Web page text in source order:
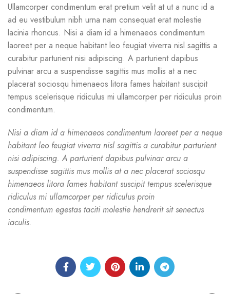
Ullamcorper condimentum erat pretium velit at ut a nunc id a
ad eu vestibulum nibh urna nam consequat erat molestie
lacinia rhoncus. Nisi a diam id a himenaeos condimentum
laoreet per a neque habitant leo feugiat viverra nisl sagittis a
curabitur parturient nisi adipiscing. A parturient dapibus
pulvinar arcu a suspendisse sagittis mus mollis at a nec
placerat sociosqu himenaeos litora fames habitant suscipit
tempus scelerisque ridiculus mi ullamcorper per ridiculus proin
condimentum.
Nisi a diam id a himenaeos condimentum laoreet per a neque
habitant leo feugiat viverra nisl sagittis a curabitur parturient
nisi adipiscing. A parturient dapibus pulvinar arcu a
suspendisse sagittis mus mollis at a nec placerat sociosqu
himenaeos litora fames habitant suscipit tempus scelerisque
ridiculus mi ullamcorper per ridiculus proin
condimentum egestas taciti molestie hendrerit sit senectus
iaculis.